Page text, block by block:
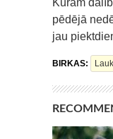
pēdējā
jau
BIRKAS: